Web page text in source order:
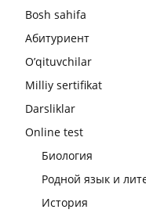
Bosh sahifa
Абитуриент
O’qituvchilar
Milliy sertifikat
Darsliklar
Online test
Биология
Родной язык и
История